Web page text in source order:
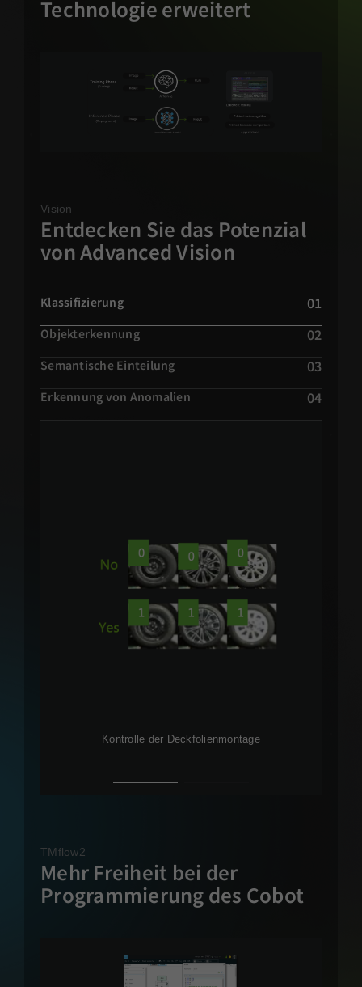
Technologie erweitert
Vision
Entdecken Sie das Potenzial
von Advanced Vision
Klassifizierung 01
Objekterkennung 02
Semantische Einteilung 03
Erkennung von Anomalien 04
Kontrolle der Deckfolienmontage
TMflow2
Mehr Freiheit bei der
Programmierung des Cobot